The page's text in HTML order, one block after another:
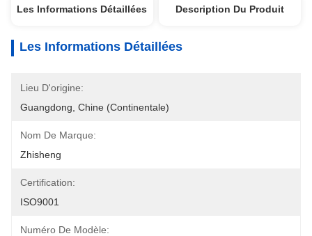
Les Informations Détaillées Description Du Produit
Les Informations Détaillées
Lieu D'origine:
Guangdong, Chine (continentale)
Nom De Marque:
Zhisheng
Certification:
ISO9001
Numéro De Modèle: